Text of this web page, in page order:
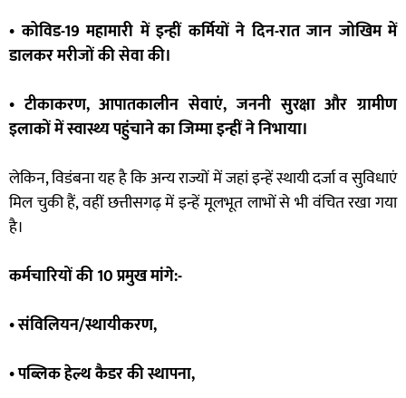
• कोविड-19 महामारी में इन्हीं कर्मियों ने दिन-रात जान जोखिम में
डालकर मरीजों की सेवा की।
• टीकाकरण, आपातकालीन सेवाएं, जननी सुरक्षा और ग्रामीण
इलाकों में स्वास्थ्य पहुंचाने का जिम्मा इन्हीं ने निभाया।
लेकिन, विडंबना यह है कि अन्य राज्यों में जहां इन्हें स्थायी दर्जा व सुविधाएं
मिल चुकी हैं, वहीं छत्तीसगढ़ में इन्हें मूलभूत लाभों से भी वंचित रखा गया
है।
कर्मचारियों की 10 प्रमुख मांगे:-
• संविलियन/स्थायीकरण,
• पब्लिक हेल्थ कैडर की स्थापना,